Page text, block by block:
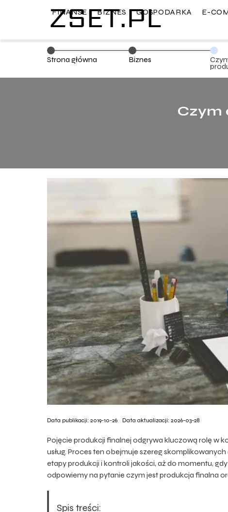
FINANSE BIZNES GOSPODARKA E-
Strona główna Biznes
Czym
Data publikacji: 2019-10-26 Data aktualizacji: 2026-03-28
Pojęcie produkcji finalnej odgrywa kluczową rolę w
usług. Proces ten obejmuje szereg
etapy produkcji i kontroli jakości, aż do momentu,
odpowiemy na pytanie czym jest produkcja finalna
Spis treści: